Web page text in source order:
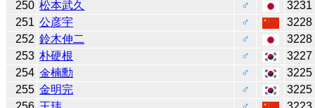
250 松本武久 ♂
3231
251 公彦宇 ♂
3228
252 鈴木伸二 ♂
3228
253 朴硬根 ♂
3227
254 金楠勳 ♂
3225
255 金明完 ♂
3225